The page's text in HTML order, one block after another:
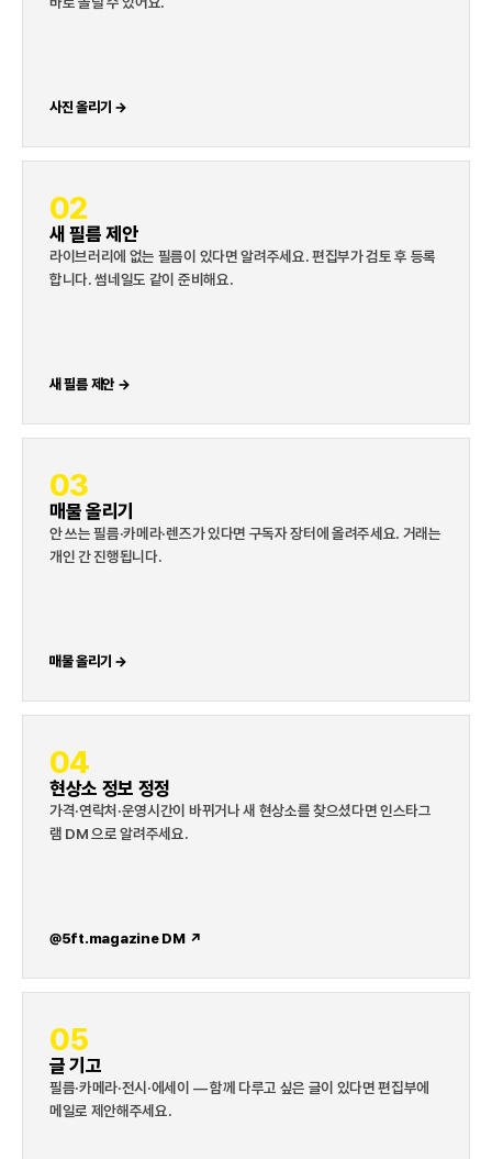
사진 올리기 →
02
새 필름 제안
라이브러리에 없는 필름이 있다면 알려주세요. 편집부가 검토 후 등록
합니다. 썸네일도 같이 준비해요.
새 필름 제안 →
03
매물 올리기
안 쓰는 필름·카메라·렌즈가 있다면 구독자 장터에 올려주세요. 거래는
개인 간 진행됩니다.
매물 올리기 →
04
현상소 정보 정정
가격·연락처·운영시간이 바뀌거나 새 현상소를 찾으셨다면 인스타그
램 DM 으로 알려주세요.
@5ft.magazine DM ↗
05
글 기고
필름·카메라·전시·에세이 — 함께 다루고 싶은 글이 있다면 편집부에
메일로 제안해주세요.